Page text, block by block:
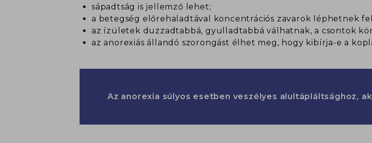
sápadtság is jellemző lehet;
a betegség előrehaladtával koncentrációs zavarok léphetnek
az ízületek duzzadtabbá, gyulladtabbá válhatnak, a csontok
az anorexiás állandó szorongást élhet meg, hogy kibírja-e a
Az anorexia súlyos esetben veszélyes alultápláltsághoz,